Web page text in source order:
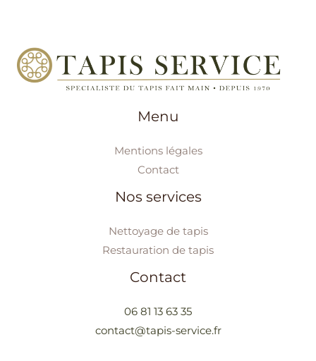
Menu
Mentions légales
Contact
Nos services
Nettoyage de tapis
Restauration de tapis
Contact
06 81 13 63 35
contact@tapis-service.fr